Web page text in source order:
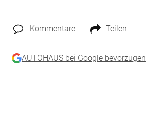
Kommentare Teilen
AUTOHAUS bei Google bevorzugen